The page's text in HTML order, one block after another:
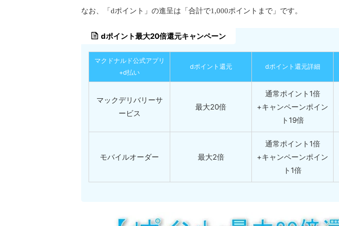
なお、「dポイント」の進呈は「合計で1,000ポイントまで」です。
dポイント最大20倍還元キャンペーン
マクドナルド公式アプリ
+d払い
dポイント還元 dポイント還元詳細
マックデリバリーサ
ービス
最大20倍
通常ポイント1倍
+キャンペーンポイン
ト19倍
モバイルオーダー 最大2倍
通常ポイント1倍
+キャンペーンポイン
ト1倍